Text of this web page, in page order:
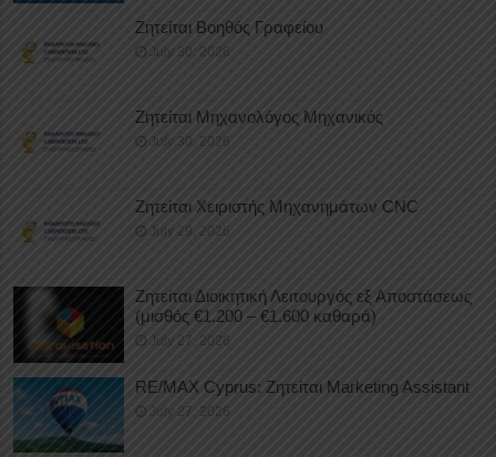
Ζητείται Βοηθός Γραφείου
July 30, 2026
Ζητείται Μηχανολόγος Μηχανικός
July 30, 2026
Ζητείται Χειριστής Μηχανημάτων CNC
July 29, 2026
Ζητείται Διοικητική Λειτουργός εξ Αποστάσεως
(μισθός €1.200 – €1.600 καθαρά)
July 27, 2026
RE/MAX Cyprus: Ζητείται Marketing Assistant
July 27, 2026